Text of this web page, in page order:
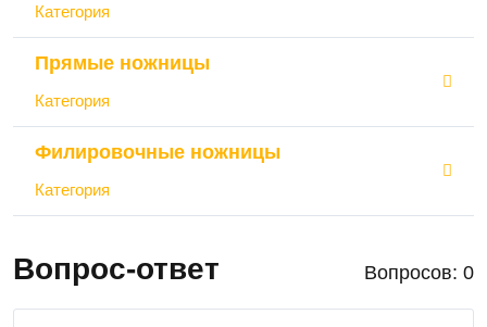
Категория
Прямые ножницы
Категория
Филировочные ножницы
Категория
Вопрос-ответ Вопросов: 0